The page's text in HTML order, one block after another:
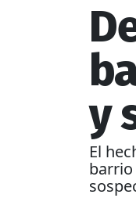
y
El
barrio